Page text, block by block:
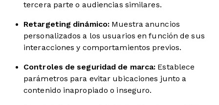
tercera parte o audiencias similares.
Retargeting dinámico: Muestra anuncios
personalizados a los usuarios en función de sus
interacciones y comportamientos previos.
Controles de seguridad de marca: Establece
parámetros para evitar ubicaciones junto a
contenido inapropiado o inseguro.